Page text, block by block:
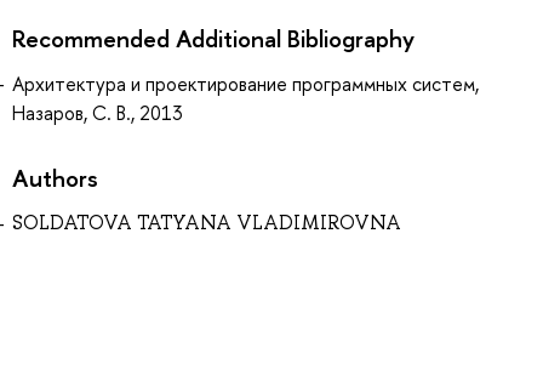
Recommended Additional Bibliography
Архитектура и проектирование программных систем,
Назаров, С. В., 2013
Authors
SOLDATOVA TATYANA VLADIMIROVNA